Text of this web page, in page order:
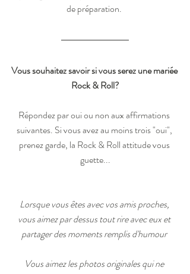
de préparation.
Vous souhaitez savoir si vous serez une mariée
Rock & Roll?
Répondez par oui ou non aux affirmations
suivantes. Si vous avez au moins trois "oui",
prenez garde, la Rock & Roll attitude vous
guette...
Lorsque vous êtes avec vos amis proches,
vous aimez par dessus tout rire avec eux et
partager des moments remplis d'humour
Vous aimez les photos originales qui ne